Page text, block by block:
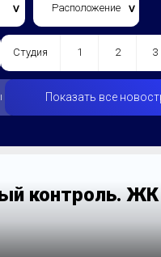
Расположение
Студия 1 2 3
Показать все
контроль. ЖК